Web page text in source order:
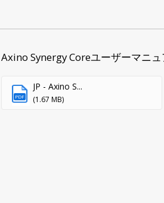
Axino Synergy Coreユーザーマニ
PDF
JP - Axino S...
(1.67 MB)